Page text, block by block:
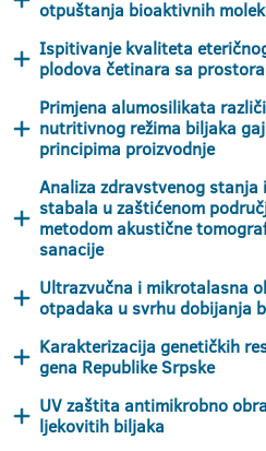
otpuštanja bioaktivnih
Ispitivanje kvaliteta
plodova četinara sa
Primjena alumosilikata
nutritivnog režima biljaka
principima proizvodnje
Analiza zdravstvenog stanja
stabala u zaštićenom
metodom akustične
sanacije
Ultrazvučna i mikrotalasna
otpadaka u svrhu dobijanja
Karakterizacija genetičkih
gena Republike Srpske
UV zaštita antimikrobno
ljekovitih biljaka